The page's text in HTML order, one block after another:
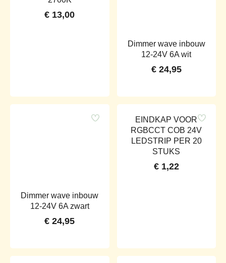
€ 13,00
Dimmer wave inbouw
12-24V 6A wit
€24,95
Dimmer wave inbouw
12-24V 6A zwart
€ 24,95
EINDKAP VOOR
RGBCCT COB 24V
LEDSTRIP PER 20
STUKS
€1,22